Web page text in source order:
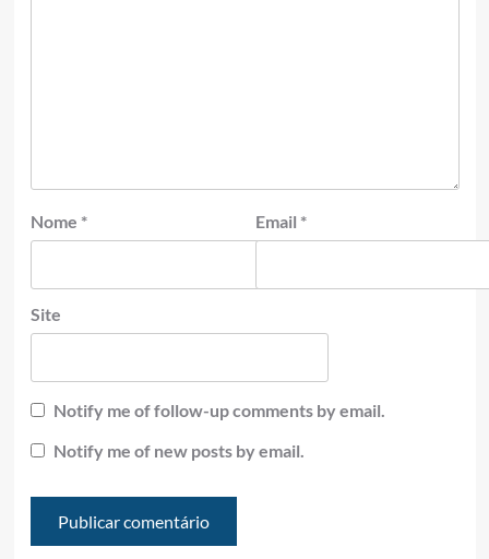
Nome * Email *
Site
Notify me of follow-up comments by email.
Notify me of new posts by email.